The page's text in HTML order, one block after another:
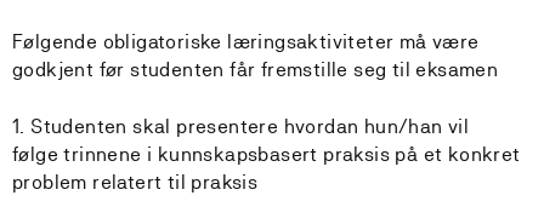
Følgende obligatoriske læringsaktiviteter må være
godkjent før studenten får fremstille seg til eksamen
1. Studenten skal presentere hvordan hun/han vil
følge trinnene i kunnskapsbasert praksis på et konkret
problem relatert til praksis